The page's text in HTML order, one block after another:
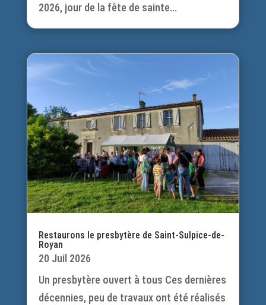
2026, jour de la fête de sainte...
Restaurons le presbytère de Saint-Sulpice-de-
Royan
20 Juil 2026
Un presbytère ouvert à tous Ces dernières
décennies, peu de travaux ont été réalisés